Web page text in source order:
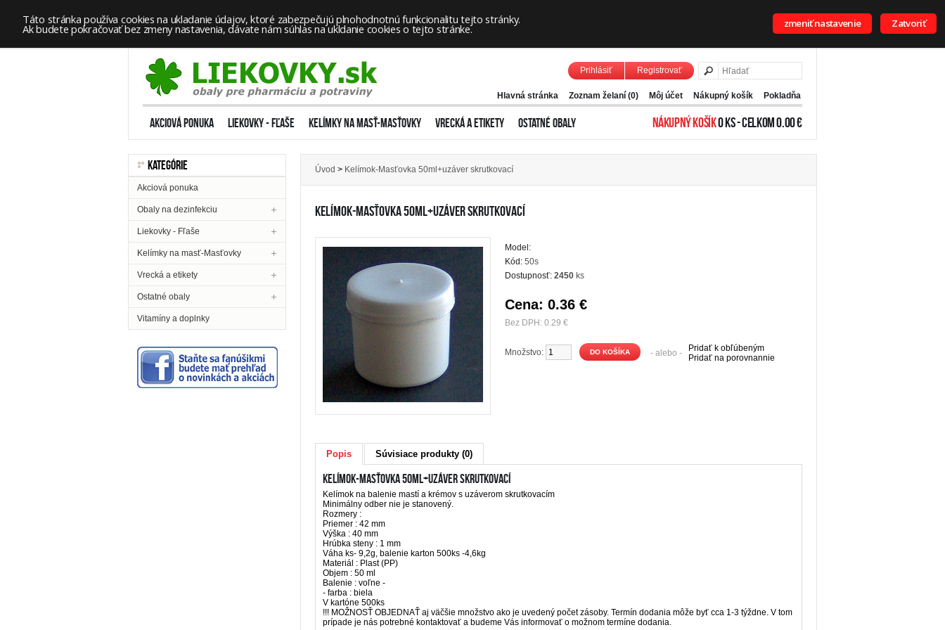
Táto stránka používa cookies na ukladanie údajov, ktoré zabezpečujú plnohodnotnú funkcionalitu tejto stránky.
Ak budete pokračovať bez zmeny nastavenia, dávate nám súhlas na ukldanie cookies o tejto stránke. Zatvoriť
zmeniť nastavenie
Prihlásiť Registrovať
Hlavná stránka Zoznam želaní (0) Môj účet Nákupný košík Pokladňa
AKCIOVÁ PONUKA LIEKOVKY - FĽAŠE KELÍMKY NA MASŤ-MASŤOVKY VRECKÁ A ETIKETY OSTATNÉ OBALY NÁKUPNÝ KOŠÍK0 KS - CELKOM 0.00 €
KATEGÓRIE
Akciová ponuka
Obaly na dezinfekciu
Liekovky - Fľaše
Kelímky na masť-Masťovky
Vrecká a etikety
Ostatné obaly
Vitamíny a doplnky
Úvod > Kelímok-Masťovka 50ml+uzáver skrutkovací
KELÍMOK-MASŤOVKA 50ML+UZÁVER SKRUTKOVACÍ
Model:
Kód: 50s
Dostupnosť: 2450 ks
Cena: 0.36 €
Bez DPH: 0.29 €
Množstvo: - alebo - Pridať k obľúbeným
Pridať na porovnannie
Popis Súvisiace produkty (0)
Kelímok-Masťovka 50ml+uzáver skrutkovací
Kelímok na balenie mastí a krémov s uzáverom skrutkovacím
Minimálny odber nie je stanovený.
Rozmery :
Priemer : 42 mm
Výška : 40 mm
Hrúbka steny : 1 mm
Váha ks- 9,2g, balenie karton 500ks -4,6kg
Materiál : Plast (PP)
Objem : 50 ml
Balenie : voľne -
- farba : biela
V kartóne 500ks
!!! MOŽNOSŤ OBJEDNAŤ aj väčšie množstvo ako je uvedený počet zásoby. Termín dodania môže byť cca 1-3 týždne. V tom
prípade je nás potrebné kontaktovať a budeme Vás informovať o možnom termíne dodania.